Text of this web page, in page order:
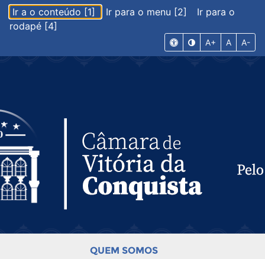
Ir a o conteúdo [1] Ir para o menu [2]
Ir para o
rodapé [4]
A+ A A-
QUEM SOMOS